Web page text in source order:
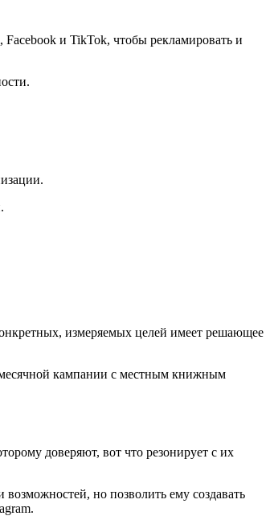
и TikTok, чтобы рекламировать и
измеряемых целей имеет решающее
кампании с местным книжным
доверяют, вот что резонирует с их
но позволить ему создавать